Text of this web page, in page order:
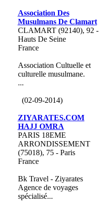
Association Des
Musulmans De Clamart
CLAMART (92140), 92 -
Hauts De Seine
France
Association Cultuelle et
culturelle musulmane.
...
(02-09-2014)
ZIYARATES.COM
HAJJ OMRA
PARIS 18EME
ARRONDISSEMENT
(75018), 75 - Paris
France
Bk Travel - Ziyarates
Agence de voyages
spécialisé...